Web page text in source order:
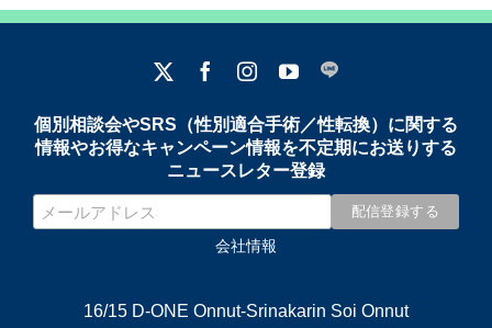
個別相談会やSRS（性別適合手術／性転換）に関する
情報やお得なキャンペーン情報を不定期にお送りする
ニュースレター登録
会社情報
16/15 D-ONE Onnut-Srinakarin Soi Onnut